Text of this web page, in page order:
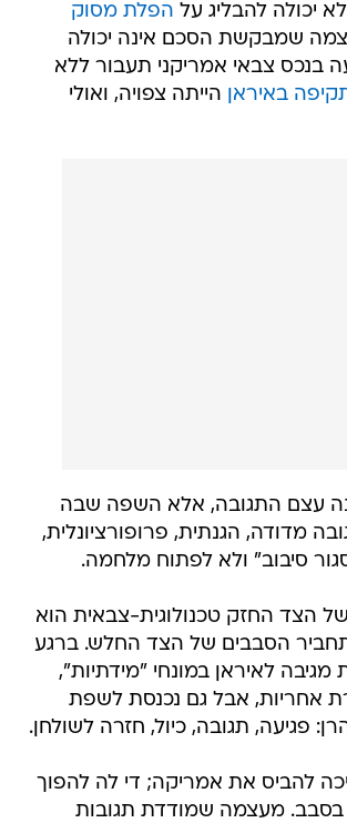
יכולה להבליג על הפלת מסוק
שמבקשת הסכם אינה יכולה
בנכס צבאי אמריקני תעבור ללא
באיראן הייתה צפויה, ואולי
עצם התגובה, אלא השפה שבה
מדודה, הגנתית, פרופורציונלית,
סיבוב" ולא לפתוח מלחמה.
הצד החזק טכנולוגית-צבאית הוא
הסבבים של הצד החלש. ברגע
לאיראן במונחי "מידתיות",
אחריות, אבל גם נכנסת לשפת
פגיעה, תגובה, כיול, חזרה לשולחן.
להביס את אמריקה; די לה להפוך
בסבב. מעצמה שמודדת תגובות